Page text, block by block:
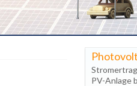
PV-Anlage